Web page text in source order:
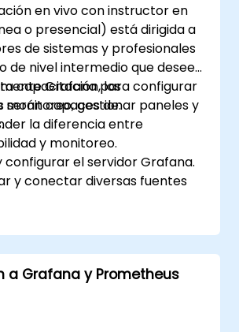
en vivo con instructor en
o presencial) está dirigida a
de sistemas y profesionales
de nivel intermedio que deseen
Grafana para configurar
monitoreo, gestionar paneles y
capacitación, los
capaces de:
la diferencia entre
y monitoreo.
configurar el servidor Grafana.
y conectar diversas fuentes
y personalizar paneles y
y consultas para crear
notificaciones y alertas a
a Grafana y Prometheus